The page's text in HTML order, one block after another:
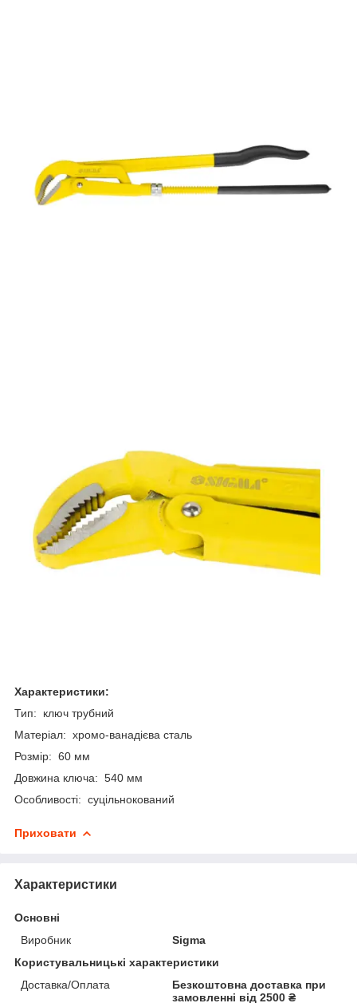
Характеристики:
Тип: ключ трубний
Матеріал: хромо-ванадієва сталь
Розмір: 60 мм
Довжина ключа: 540 мм
Особливості: суцільнокований
Приховати
Характеристики
Основні
Виробник
Sigma
Користувальницькі характеристики
Доставка/Оплата
Безкоштовна доставка при
замовленні від 2500 ₴